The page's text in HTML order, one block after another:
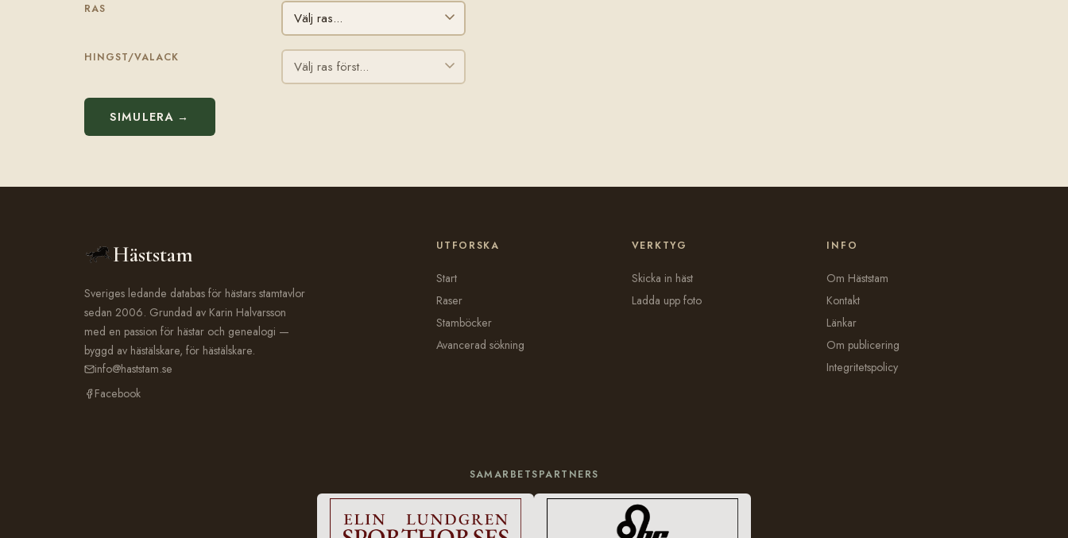
RAS
HINGST/VALACK
SIMULERA →
Häststam
Sveriges ledande databas för hästars stamtavlor
sedan 2006. Grundad av Karin Halvarsson
med en passion för hästar och genealogi —
byggd av hästälskare, för hästälskare.
info@haststam.se
Facebook
UTFORSKA
Start
Raser
Stamböcker
Avancerad sökning
VERKTYG
Skicka in häst
Ladda upp foto
INFO
Om Häststam
Kontakt
Länkar
Om publicering
Integritetspolicy
SAMARBETSPARTNERS